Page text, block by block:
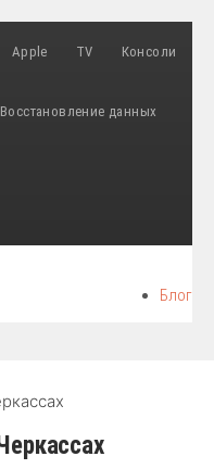
Apple TV Консоли
Восстановление данных
Блог